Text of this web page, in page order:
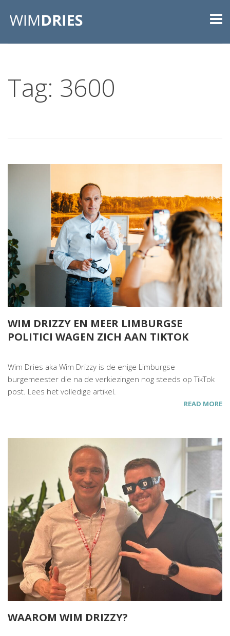
Tag: 3600
WIM DRIZZY EN MEER LIMBURGSE
POLITICI WAGEN ZICH AAN TIKTOK
Wim Dries aka Wim Drizzy is de enige Limburgse
burgemeester die na de verkiezingen nog steeds op TikTok
post. Lees het volledige artikel.
READ MORE
WAAROM WIM DRIZZY?